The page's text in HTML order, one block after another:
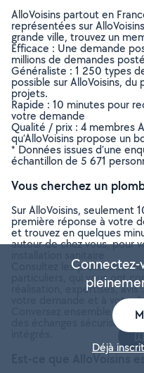
AlloVoisins partout en
représentées sur
grande ville, trouvez un
Efficace : Une demande
millions de demandes
Généraliste : 1 250 types
possible sur AlloVoisins,
projets.
Rapide : 10 minutes pour
votre demande
Qualité / prix : 4 membres
qu’AlloVoisins propose un
* Données issues d’une
échantillon de 5 671
Vous cherchez un
Sur AlloVoisins, seulement
première réponse à votre
et trouvez en quelques
autour de chez vous, pour
Consultez les profils des
particuliers, qui vous ont
réalisation, expertises,
votre demande et à votre
Conversez ensemble
des échanges sécurisés et
Est-ce que AlloVoisins
Déjà